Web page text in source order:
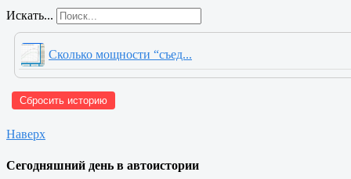
Искать...
Сколько мощности “съед...
Сбросить историю
Наверх
Сегодняшний день в автоистории